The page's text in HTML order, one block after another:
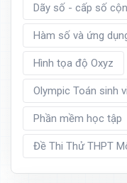
Dãy số - cấp số
Hàm số và ứng
Hình tọa độ Oxyz
Olympic Toán sinh
Phần mềm học tập
Đề Thi Thử THPT